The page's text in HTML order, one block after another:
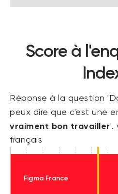
Score à
Réponse à la question
peux dire que c'est une
vraiment bon travailler'.
français
Figma France